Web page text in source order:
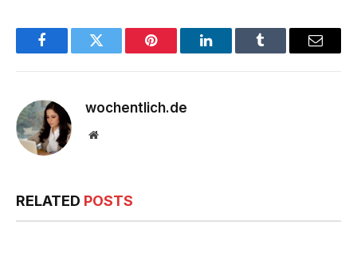
FacebookTwitter Pinterest LinkedInTumblr Email
wochentlich.de
Website
RELATED POSTS